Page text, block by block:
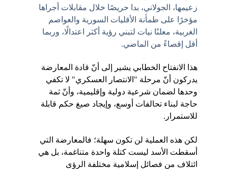
زعيمها، الجولاني، بدا حريصًا خلال مقابلات أجراها
مؤخرًا على طمأنة الأقليات السورية والعواصم
الغربية، معلنًا نيات لتبني رؤية أكثر اعتدالًا، وربما
أقل إقصاءً من الماضي.
هذا الانفتاح الخطابي يشير إلى أنّ قادة المعارضة
يدركون أنّ مرحلة "الانتصار العسكري" لا تكفي
وحدها لضمان شرعية دولية وإقليمية، وأنّ ثمة
حاجة لبناء تحالفات أوسع، وإيجاد صيغ حكم قابلة
للاستمرار.
لكن هذه العملية لن تكون سهلة؛ فالمعارضة التي
أسقطت الأسد ليست كتلة واحدة متناغمة، بل هي
ائتلاف من فصائل إسلامية مختلفة الرؤى